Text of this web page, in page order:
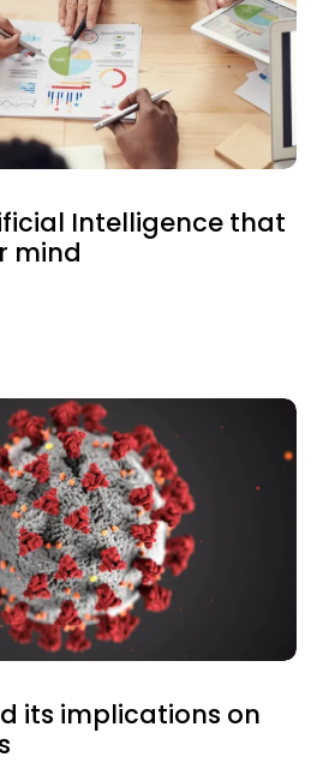
Intelligence that
mind
its implications on